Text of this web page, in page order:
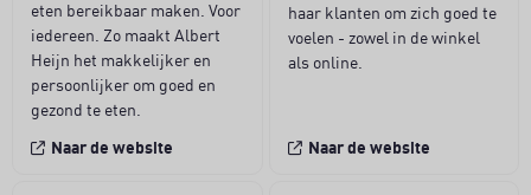
eten bereikbaar maken. Voor
iedereen. Zo maakt Albert
Heijn het makkelijker en
persoonlijker om goed en
gezond te eten.
Naar de website
haar klanten om zich goed te
voelen - zowel in de winkel
als online.
Naar de website